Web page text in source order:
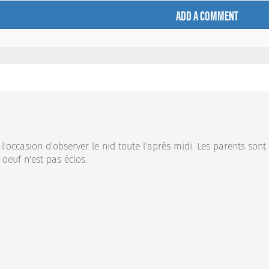
ADD A COMMENT
d'observer le nid toute l'après midi. Les parents sont
n'est pas éclos.